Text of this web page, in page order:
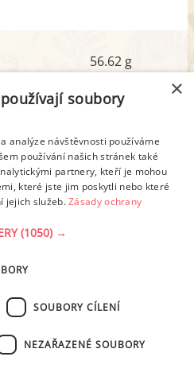
56.62 g
35.18 g
19.67 g
rozpis
OSOBNÍCH ÚDAJŮ
COOKIES
×
soubory
analýze návštěvnosti používáme
používání našich stránek také
partnery, kteří je mohou
které jste jim poskytli nebo které
jejich služeb.Zásady ochrany
(1050) →
SOUBORY CÍLENÍ
NEZAŘAZENÉ SOUBORY